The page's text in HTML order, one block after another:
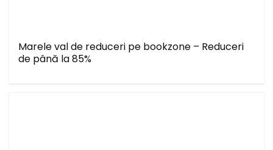
Marele val de reduceri pe bookzone – Reduceri
de până la 85%